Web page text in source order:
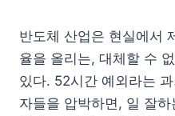
반도체 산업은 현실에서
율을 올리는, 대체할 수
있다. 52시간 예외라는
자들을 압박하면, 일 잘